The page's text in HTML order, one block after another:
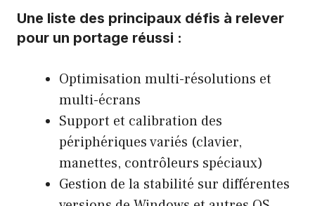
Une liste des principaux défis à relever
pour un portage réussi :
Optimisation multi-résolutions et
multi-écrans
Support et calibration des
périphériques variés (clavier,
manettes, contrôleurs spéciaux)
Gestion de la stabilité sur différentes